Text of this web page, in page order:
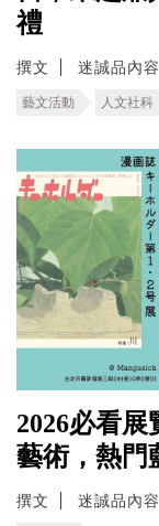
禮
撰文 迷誠品內
藝文活動 人文社科
2026必看
藝術，熱門
撰文 迷誠品內